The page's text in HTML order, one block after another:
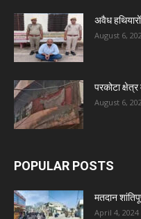
अवैध
August 6,
परकोटा
August 6,
POPULAR POSTS
मतदान
April 4, 2024